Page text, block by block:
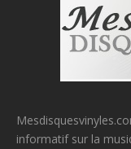
informatif sur la